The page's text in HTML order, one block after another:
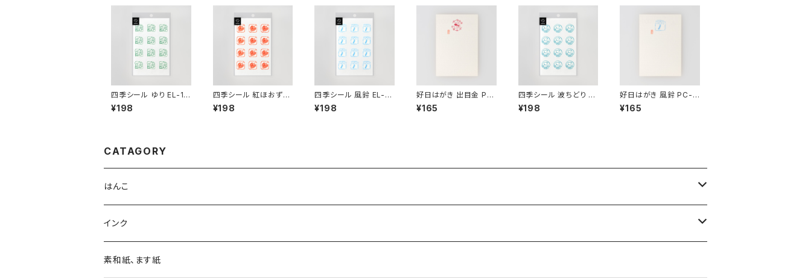
四季シール ゆり EL-11
7
¥198
四季シール 紅ほおずき
EL-134
¥198
四季シール 風鈴 EL-13
0
¥198
好日はがき 出目金 PC
-27B
¥165
四季シール 波ちどり EL
-10
¥198
好日はがき 風鈴 PC-1
30
¥165
CATAGORY
はんこ
四季の印
四季の印・こばこ
インク
アートニックS
素和紙、ます紙